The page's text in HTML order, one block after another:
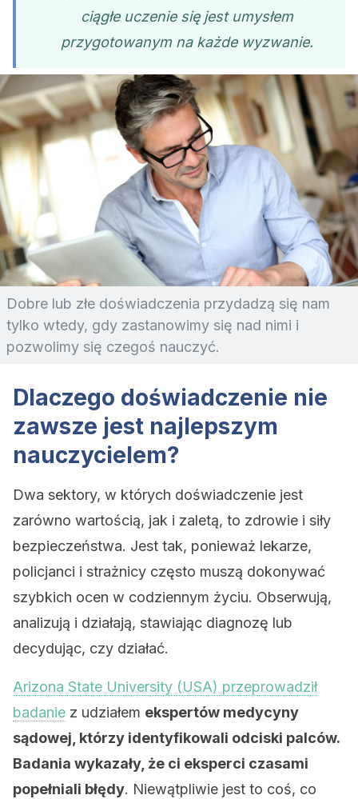
ciągłe uczenie się jest umysłem
przygotowanym na każde wyzwanie.
Dobre lub złe doświadczenia przydadzą się nam
tylko wtedy, gdy zastanowimy się nad nimi i
pozwolimy się czegoś nauczyć.
Dlaczego doświadczenie nie
zawsze jest najlepszym
nauczycielem?
Dwa sektory, w których doświadczenie jest
zarówno wartością, jak i zaletą, to zdrowie i siły
bezpieczeństwa. Jest tak, ponieważ lekarze,
policjanci i strażnicy często muszą dokonywać
szybkich ocen w codziennym życiu. Obserwują,
analizują i działają, stawiając diagnozę lub
decydując, czy działać.
Arizona State University (USA) przeprowadził
badanie z udziałem ekspertów medycyny
sądowej, którzy identyfikowali odciski palców.
Badania wykazały, że ci eksperci czasami
popełniali błędy. Niewątpliwie jest to coś, co